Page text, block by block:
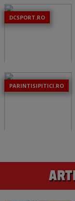
DCSPORT.RO
PARINTISIPITICI.RO